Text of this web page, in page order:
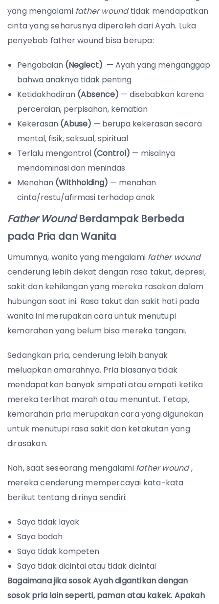
yang mengalamifather woundtidak mendapatkan
cinta yang seharusnya diperoleh dari Ayah. Luka
penyebab father wound bisa berupa:
Pengabaian (Neglect) — Ayah yang menganggap
bahwa anaknya tidak penting
Ketidakhadiran (Absence) — disebabkan karena
perceraian, perpisahan, kematian
Kekerasan (Abuse) — berupa kekerasan secara
mental, fisik, seksual, spiritual
Terlalu mengontrol (Control) — misalnya
mendominasi dan menindas
Menahan (Withholding) — menahan
cinta/restu/afirmasi terhadap anak
Father WoundBerdampak Berbeda
pada Pria dan Wanita
Umumnya, wanita yang mengalami father wound
cenderung lebih dekat dengan rasa takut, depresi,
sakit dan kehilangan yang mereka rasakan dalam
hubungan saat ini. Rasa takut dan sakit hati pada
wanita ini merupakan cara untuk menutupi
kemarahan yang belum bisa mereka tangani.
Sedangkan pria, cenderung lebih banyak
meluapkan amarahnya. Pria biasanya tidak
mendapatkan banyak simpati atau empati ketika
mereka terlihat marah atau menuntut. Tetapi,
kemarahan pria merupakan cara yang digunakan
untuk menutupi rasa sakit dan ketakutan yang
dirasakan.
Nah, saat seseorang mengalami father wound,
mereka cenderung mempercayai kata-kata
berikut tentang dirinya sendiri:
Saya tidak layak
Saya bodoh
Saya tidak kompeten
Saya tidak dicintai atau tidak dicintai
Bagaimana jika sosok Ayah digantikan dengan
sosok pria lain seperti, paman atau kakek. Apakah